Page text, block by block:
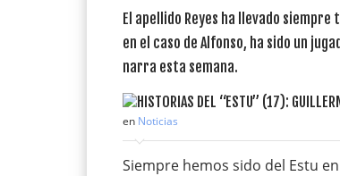
El apellido Reyes ha llevado
en el caso de Alfonso, ha sido un
narra esta semana.
en Noticias
Siempre hemos sido del Estu